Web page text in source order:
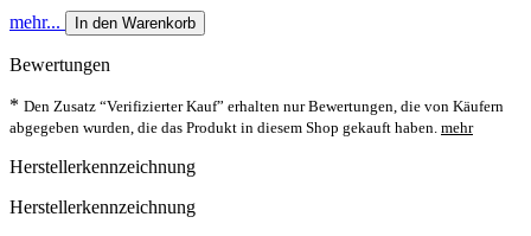
mehr... In den Warenkorb
Bewertungen
* Den Zusatz “Verifizierter Kauf” erhalten nur Bewertungen, die von Käufern
abgegeben wurden, die das Produkt in diesem Shop gekauft haben. mehr
Herstellerkennzeichnung
Herstellerkennzeichnung